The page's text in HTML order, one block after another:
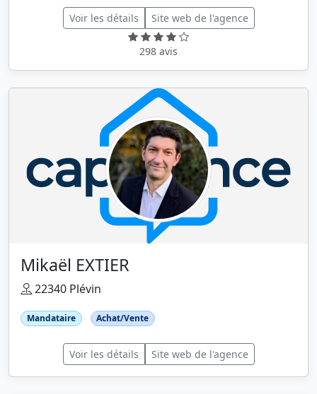
Voir les détails Site web de l'agence
298 avis
Mikaël EXTIER
22340 Plévin
Mandataire Achat/Vente
Voir les détails Site web de l'agence